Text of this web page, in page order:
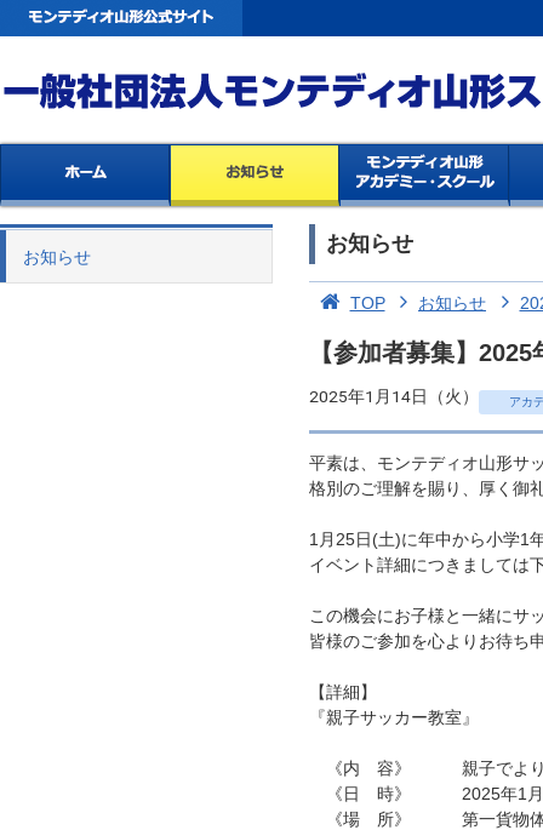
お知らせ
お知らせ
TOP お知らせ
【参加者募集】
2025年1月14日（火） アカ
平素は、モンテディオ山形サ
格別のご理解を賜り、厚く御
1月25日(土)に年中から小学1
イベント詳細につきましては
この機会にお子様と一緒にサ
皆様のご参加を心よりお待ち
【詳細】
『親子サッカー教室』
《内 容》 親子でより絆
《日 時》 2025年1月25
《場 所》 第一貨物体